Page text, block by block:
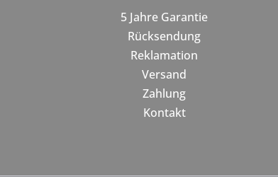
5 Jahre Garantie
Rücksendung
Reklamation
Versand
Zahlung
Kontakt